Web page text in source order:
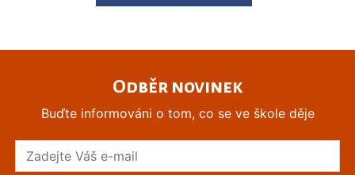
Odběr novinek
Buďte informováni o tom, co se ve škole děje